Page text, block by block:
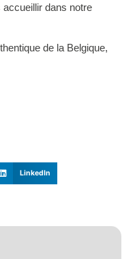
dans notre
de la Belgique,
LinkedIn